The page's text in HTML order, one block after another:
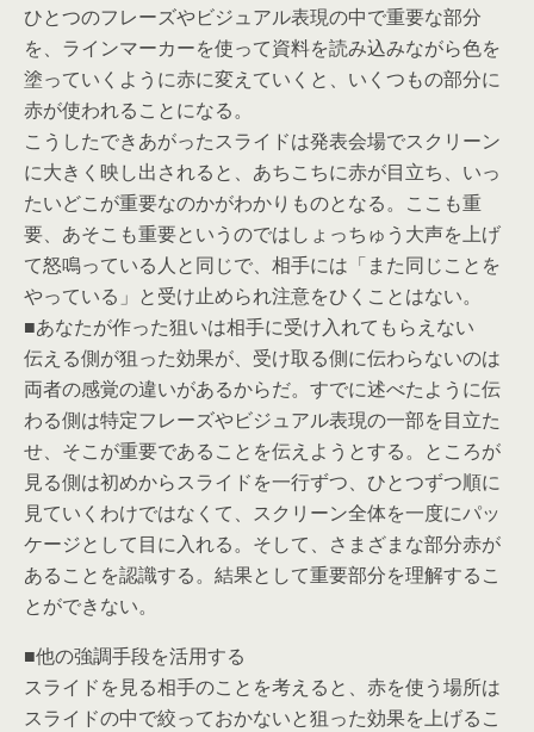
ひとつのフレーズやビジュアル表現の中で重要な部分
を、ラインマーカーを使って資料を読み込みながら色を
塗っていくように赤に変えていくと、いくつもの部分に
赤が使われることになる。
こうしたできあがったスライドは発表会場でスクリーン
に大きく映し出されると、あちこちに赤が目立ち、いっ
たいどこが重要なのかがわかりものとなる。ここも重
要、あそこも重要というのではしょっちゅう大声を上げ
て怒鳴っている人と同じで、相手には「また同じことを
やっている」と受け止められ注意をひくことはない。
■あなたが作った狙いは相手に受け入れてもらえない
伝える側が狙った効果が、受け取る側に伝わらないのは
両者の感覚の違いがあるからだ。すでに述べたように伝
わる側は特定フレーズやビジュアル表現の一部を目立た
せ、そこが重要であることを伝えようとする。ところが
見る側は初めからスライドを一行ずつ、ひとつずつ順に
見ていくわけではなくて、スクリーン全体を一度にパッ
ケージとして目に入れる。そして、さまざまな部分赤が
あることを認識する。結果として重要部分を理解するこ
とができない。
■他の強調手段を活用する
スライドを見る相手のことを考えると、赤を使う場所は
スライドの中で絞っておかないと狙った効果を上げるこ